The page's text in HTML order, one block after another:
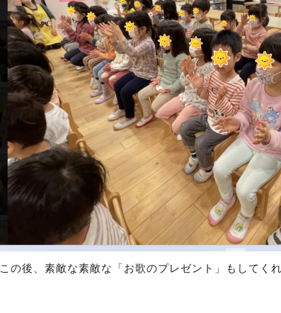
この後、素敵な素敵な「お歌のプレゼント」もしてく